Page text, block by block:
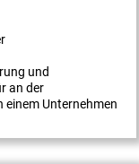
und
an der
Unternehmen